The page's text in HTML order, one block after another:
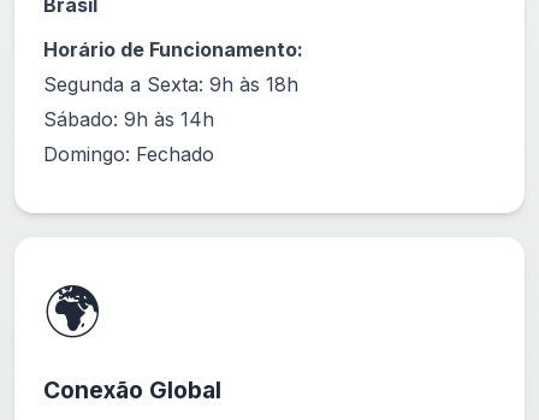
Brasil
Horário de Funcionamento:
Segunda a Sexta: 9h às 18h
Sábado: 9h às 14h
Domingo: Fechado
🌍
Conexão Global